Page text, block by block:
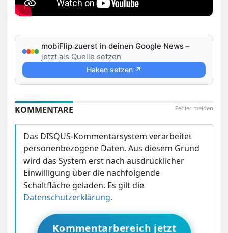
mobiFlip zuerst in deinen Google News –
jetzt als Quelle setzen
Haken setzen ↗
Fehler melden
KOMMENTARE
Das DISQUS-Kommentarsystem verarbeitet
personenbezogene Daten. Aus diesem Grund
wird das System erst nach ausdrücklicher
Einwilligung über die nachfolgende
Schaltfläche geladen. Es gilt die
Datenschutzerklärung.
Kommentarbereich jetzt